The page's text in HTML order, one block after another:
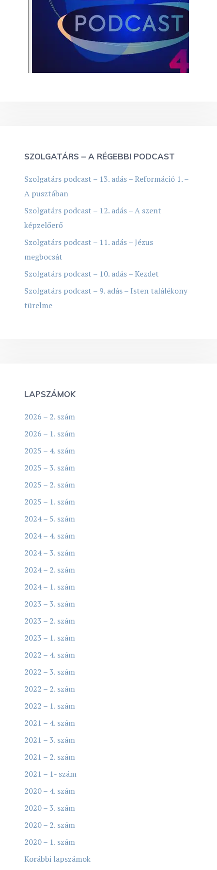
SZOLGATÁRS – A RÉGEBBI PODCAST
Szolgatárs podcast – 13. adás – Reformáció 1. –
A pusztában
Szolgatárs podcast – 12. adás – A szent
képzelőerő
Szolgatárs podcast – 11. adás – Jézus
megbocsát
Szolgatárs podcast – 10. adás – Kezdet
Szolgatárs podcast – 9. adás – Isten találékony
türelme
LAPSZÁMOK
2026 – 2. szám
2026 – 1. szám
2025 – 4. szám
2025 – 3. szám
2025 – 2. szám
2025 – 1. szám
2024 – 5. szám
2024 – 4. szám
2024 – 3. szám
2024 – 2. szám
2024 – 1. szám
2023 – 3. szám
2023 – 2. szám
2023 – 1. szám
2022 – 4. szám
2022 – 3. szám
2022 – 2. szám
2022 – 1. szám
2021 – 4. szám
2021 – 3. szám
2021 – 2. szám
2021 – 1- szám
2020 – 4. szám
2020 – 3. szám
2020 – 2. szám
2020 – 1. szám
Korábbi lapszámok